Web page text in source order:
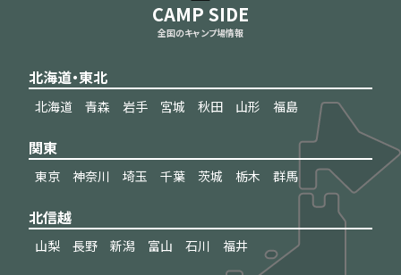
CAMP SIDE
全国のキャンプ場情報
北海道・東北
北海道 青森 岩手 宮城 秋田 山形 福島
関東
東京 神奈川 埼玉 千葉 茨城 栃木 群馬
北信越
山梨 長野 新潟 富山 石川 福井